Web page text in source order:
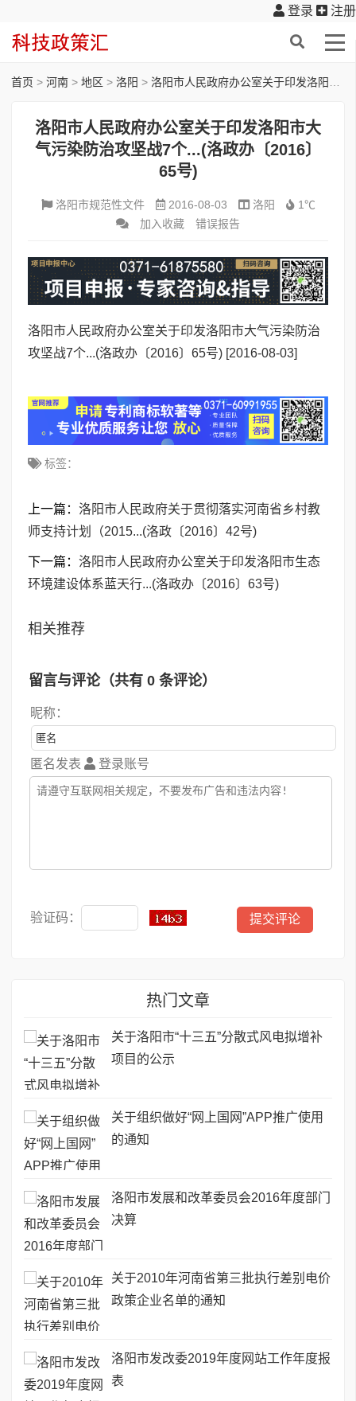
登录 注册
首页 > 河南 > 地区 > 洛阳 > 洛阳市人民政府办公室关于印发洛阳市大气污染防治攻坚战7个...(洛政办〔2016〕65号)
洛阳市人民政府办公室关于印发洛阳市大
气污染防治攻坚战7个...(洛政办〔2016〕
65号)
洛阳市规范性文件 2016-08-03 洛阳
1℃
加入收藏
错误报告
洛阳市人民政府办公室关于印发洛阳市大气污染防治
攻坚战7个...(洛政办〔2016〕65号) [2016-08-03]
标签：
上一篇： 洛阳市人民政府关于贯彻落实河南省乡村教
师支持计划（2015...(洛政〔2016〕42号)
下一篇： 洛阳市人民政府办公室关于印发洛阳市生态
环境建设体系蓝天行...(洛政办〔2016〕63号)
相关推荐
留言与评论（共有 0 条评论）
昵称：
匿名发表 登录账号
验证码：
热门文章
关于洛阳市“十三五”分散式风电拟增补
项目的公示
关于组织做好“网上国网”APP推广使用
的通知
洛阳市发展和改革委员会2016年度部门
决算
关于2010年河南省第三批执行差别电价
政策企业名单的通知
洛阳市发改委2019年度网站工作年度报
表